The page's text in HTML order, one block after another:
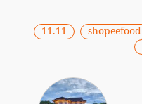
11.11 shopeefood